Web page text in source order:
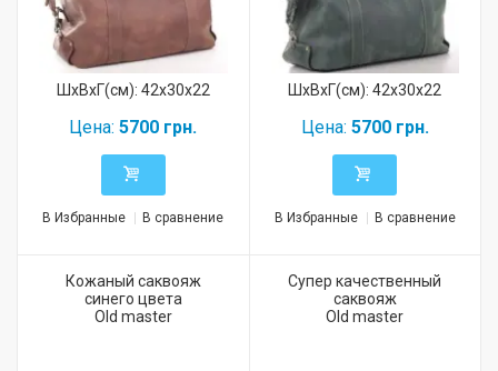
ШхВхГ(см): 42x30x22
Цена: 5700 грн.
В Избранные В сравнение
ШхВхГ(см): 42x30x22
Цена: 5700 грн.
В Избранные В сравнение
Кожаный саквояж
синего цвета
Old master
Супер качественный
саквояж
Old master